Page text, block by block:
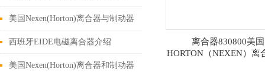
美国Nexen(Horton)离合器与制动器
介绍
西班牙EIDE电磁离合器介绍
美国Nexen(Horton)离合器和制动器
离合器830800美国
HORTON（NEXEN）离